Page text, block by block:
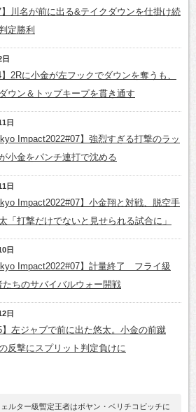
】川名が前に出る&テイクダウンを仕掛け続
定勝利
】2Rに小金が左フックでダウンを奪うも、
ウン＆トップキープを貫き通す
日
Impact2022#07】強烈すぎる打撃のラッ
小金をパンチ連打で沈める
日
Impact2022#07】小金翔と対戦、脱空手
「打撃だけでないと見せられる試合に」
日
Impact2022#07】計量終了 フライ級
たちのサバイバルウォー開戦
日
】左ジャブで前に出た悠太。小金の前蹴
反撃にスプリット判定負けに
ェルター級暫定王者はボヤン・ベリチコビッチに